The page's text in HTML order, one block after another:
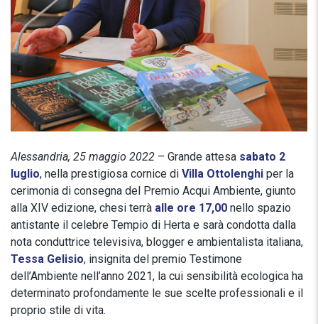
Alessandria, 25 maggio 2022 – Grande attesa sabato 2
luglio, nella prestigiosa cornice di Villa Ottolenghi per la
cerimonia di consegna del Premio Acqui Ambiente, giunto
alla XIV edizione, chesi terrà alle ore 17,00 nello spazio
antistante il celebre Tempio di Herta e sarà condotta dalla
nota conduttrice televisiva, blogger e ambientalista italiana,
Tessa Gelisio, insignita del premio Testimone
dell’Ambiente nell’anno 2021, la cui sensibilità ecologica ha
determinato profondamente le sue scelte professionali e il
proprio stile di vita.